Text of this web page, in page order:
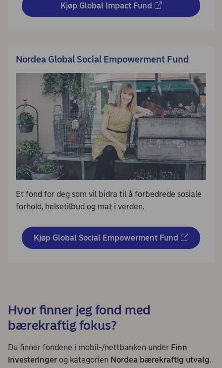
Kjøp Global Impact Fund
Nordea Global Social Empowerment Fund
Et fond for deg som vil bidra til å forbedrede sosiale
forhold, helsetilbud og mat i verden.
Kjøp Global Social Empowerment Fund
Hvor finner jeg fond med
bærekraftig fokus?
Du finner fondene i mobil-/nettbanken under Finn
investeringer og kategorien Nordea bærekraftig utvalg.